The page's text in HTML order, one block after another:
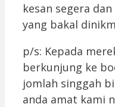
kesan segera
yang bakal
p/s: Kepada
berkunjung ke
jomlah singgah
anda amat kami